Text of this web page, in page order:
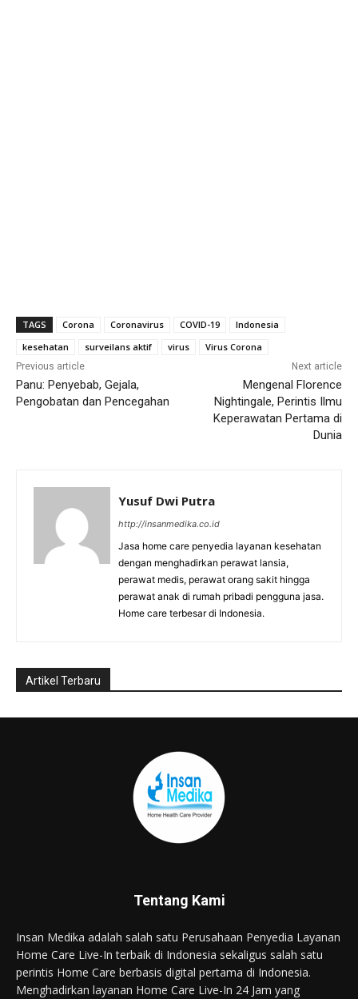
Tentang Kami
Insan Medika adalah salah satu Perusahaan Penyedia Layanan
Home Care Live-In terbaik di Indonesia sekaligus salah satu
perintis Home Care berbasis digital pertama di Indonesia.
Menghadirkan layanan Home Care Live-In 24 Jam yang